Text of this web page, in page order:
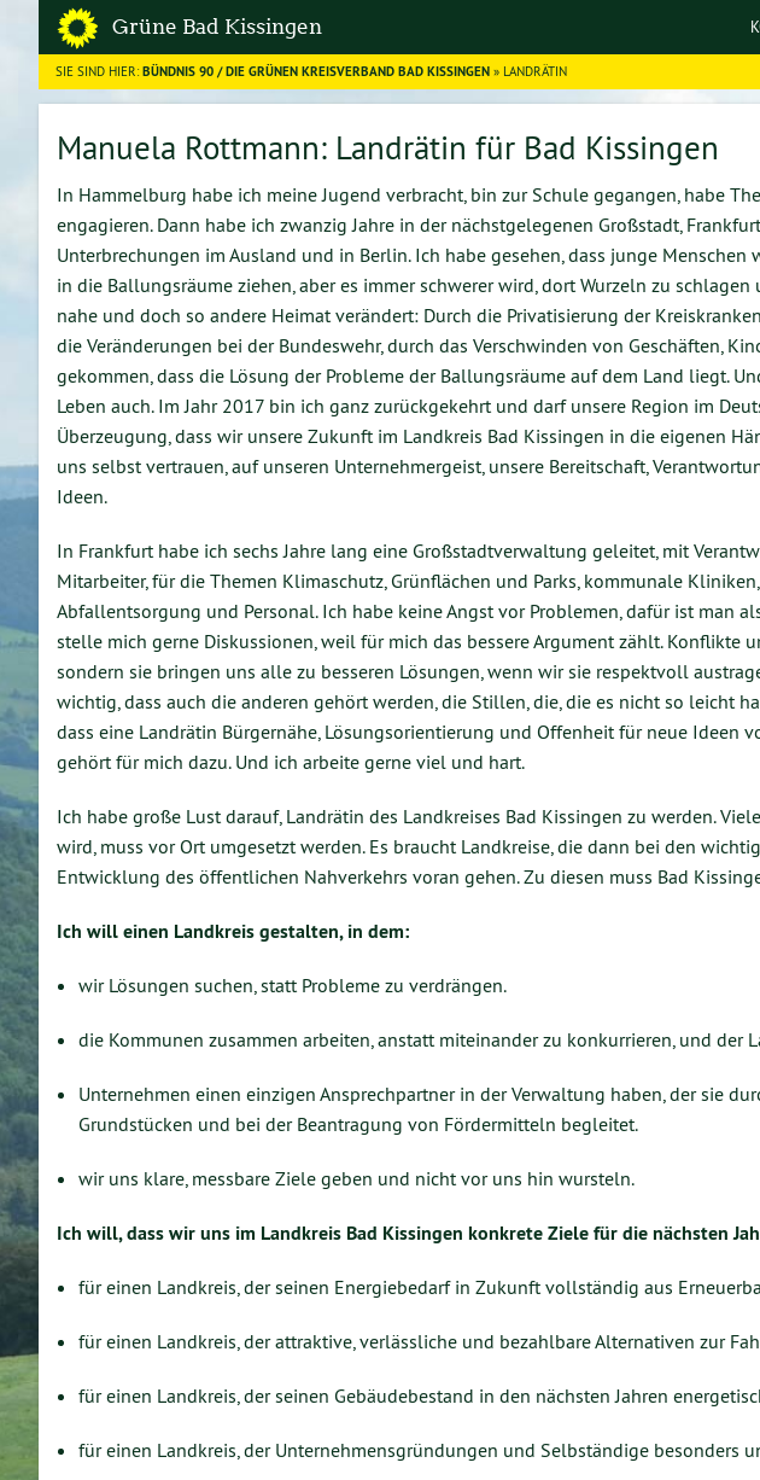
S Grüne Bad Kissingen
SIE SIND HIER:BÜNDNIS 90 / DIE GRÜNEN KREISVERBAND BAD KISSINGEN » LANDRÄTIN
Manuela Rottmann: Landrätin für Bad Kissingen
In Hammelburg habe ich meine Jugend verbracht, bin zur Schule gegangen, habe
engagieren. Dann habe ich zwanzig Jahre in der nächstgelegenen Großstadt,
Unterbrechungen im Ausland und in Berlin. Ich habe gesehen, dass junge
in die Ballungsräume ziehen, aber es immer schwerer wird, dort Wurzeln zu
nahe und doch so andere Heimat verändert: Durch die Privatisierung der
die Veränderungen bei der Bundeswehr, durch das Verschwinden von Geschäften,
gekommen, dass die Lösung der Probleme der Ballungsräume auf dem Land liegt.
Leben auch. Im Jahr 2017 bin ich ganz zurückgekehrt und darf unsere Region im
Überzeugung, dass wir unsere Zukunft im Landkreis Bad Kissingen in die eigenen
uns selbst vertrauen, auf unseren Unternehmergeist, unsere Bereitschaft,
Ideen.
In Frankfurt habe ich sechs Jahre lang eine Großstadtverwaltung geleitet, mit
Mitarbeiter, für die Themen Klimaschutz, Grünflächen und Parks, kommunale
Abfallentsorgung und Personal. Ich habe keine Angst vor Problemen, dafür ist man
stelle mich gerne Diskussionen, weil für mich das bessere Argument zählt. Konflikte
sondern sie bringen uns alle zu besseren Lösungen, wenn wir sie respektvoll
wichtig, dass auch die anderen gehört werden, die Stillen, die, die es nicht so leicht
dass eine Landrätin Bürgernähe, Lösungsorientierung und Offenheit für neue Ideen
gehört für mich dazu. Und ich arbeite gerne viel und hart.
Ich habe große Lust darauf, Landrätin des Landkreises Bad Kissingen zu werden.
wird, muss vor Ort umgesetzt werden. Es braucht Landkreise, die dann bei den
Entwicklung des öffentlichen Nahverkehrs voran gehen. Zu diesen muss Bad
Ich will einen Landkreis gestalten, in dem:
wir Lösungen suchen, statt Probleme zu verdrängen.
die Kommunen zusammen arbeiten, anstatt miteinander zu konkurrieren, und der
Unternehmen einen einzigen Ansprechpartner in der Verwaltung haben, der sie
Grundstücken und bei der Beantragung von Fördermitteln begleitet.
wir uns klare, messbare Ziele geben und nicht vor uns hin wursteln.
Ich will, dass wir uns im Landkreis Bad Kissingen konkrete Ziele für die nächsten
für einen Landkreis, der seinen Energiebedarf in Zukunft vollständig aus
für einen Landkreis, der attraktive, verlässliche und bezahlbare Alternativen zur
für einen Landkreis, der seinen Gebäudebestand in den nächsten Jahren
für einen Landkreis, der Unternehmensgründungen und Selbständige besonders